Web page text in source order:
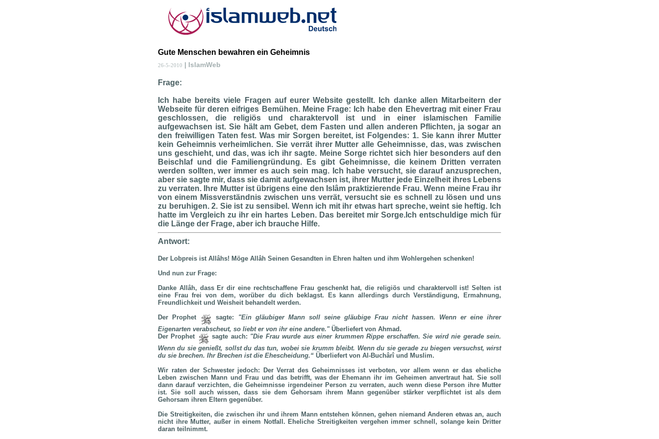
Gute Menschen bewahren ein Geheimnis
26-5-2010 | IslamWeb
Frage:
Ich habe bereits viele Fragen auf eurer Website gestellt. Ich danke allen Mitarbeitern der
Webseite für deren eifriges Bemühen. Meine Frage: Ich habe den Ehevertrag mit einer Frau
geschlossen, die religiös und charaktervoll ist und in einer islamischen Familie
aufgewachsen ist. Sie hält am Gebet, dem Fasten und allen anderen Pflichten, ja sogar an
den freiwilligen Taten fest. Was mir Sorgen bereitet, ist Folgendes: 1. Sie kann ihrer Mutter
kein Geheimnis verheimlichen. Sie verrät ihrer Mutter alle Geheimnisse, das, was zwischen
uns geschieht, und das, was ich ihr sagte. Meine Sorge richtet sich hier besonders auf den
Beischlaf und die Familiengründung. Es gibt Geheimnisse, die keinem Dritten verraten
werden sollten, wer immer es auch sein mag. Ich habe versucht, sie darauf anzusprechen,
aber sie sagte mir, dass sie damit aufgewachsen ist, ihrer Mutter jede Einzelheit ihres Lebens
zu verraten. Ihre Mutter ist übrigens eine den Islâm praktizierende Frau. Wenn meine Frau ihr
von einem Missverständnis zwischen uns verrät, versucht sie es schnell zu lösen und uns
zu beruhigen. 2. Sie ist zu sensibel. Wenn ich mit ihr etwas hart spreche, weint sie heftig. Ich
hatte im Vergleich zu ihr ein hartes Leben. Das bereitet mir Sorge.Ich entschuldige mich für
die Länge der Frage, aber ich brauche Hilfe.
Antwort:
Der Lobpreis ist Allâhs! Möge Allâh Seinen Gesandten in Ehren halten und ihm Wohlergehen schenken!
Und nun zur Frage:
Danke Allâh, dass Er dir eine rechtschaffene Frau geschenkt hat, die religiös und charaktervoll ist! Selten ist
eine Frau frei von dem, worüber du dich beklagst. Es kann allerdings durch Verständigung, Ermahnung,
Freundlichkeit und Weisheit behandelt werden.
Der Prophet
sagte: "Ein gläubiger Mann soll seine gläubige Frau nicht hassen. Wenn er eine ihrer
Eigenarten verabscheut, so liebt er von ihr eine andere."Überliefert von Ahmad.
Der Prophet
sagte auch: "Die Frau wurde aus einer krummen Rippe erschaffen. Sie wird nie gerade sein.
Wenn du sie genießt, sollst du das tun, wobei sie krumm bleibt. Wenn du sie gerade zu biegen versuchst, wirst
du sie brechen. Ihr Brechen ist die Ehescheidung.“ Überliefert von Al-Buchârî und Muslim.
Wir raten der Schwester jedoch: Der Verrat des Geheimnisses ist verboten, vor allem wenn er das eheliche
Leben zwischen Mann und Frau und das betrifft, was der Ehemann ihr im Geheimen anvertraut hat. Sie soll
dann darauf verzichten, die Geheimnisse irgendeiner Person zu verraten, auch wenn diese Person ihre Mutter
ist. Sie soll auch wissen, dass sie dem Gehorsam ihrem Mann gegenüber stärker verpflichtet ist als dem
Gehorsam ihren Eltern gegenüber.
Die Streitigkeiten, die zwischen ihr und ihrem Mann entstehen können, gehen niemand Anderen etwas an, auch
nicht ihre Mutter, außer in einem Notfall. Eheliche Streitigkeiten vergehen immer schnell, solange kein Dritter
daran teilnimmt.